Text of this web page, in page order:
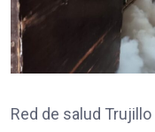
Red de salud